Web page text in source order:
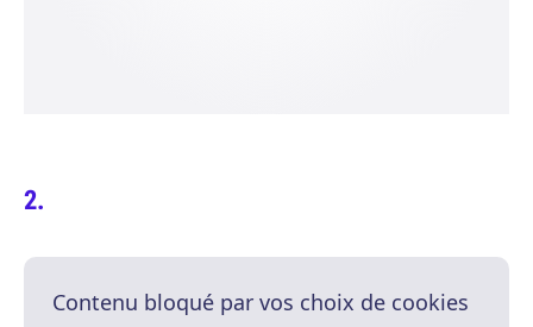
Contenu bloqué par vos choix de cookies